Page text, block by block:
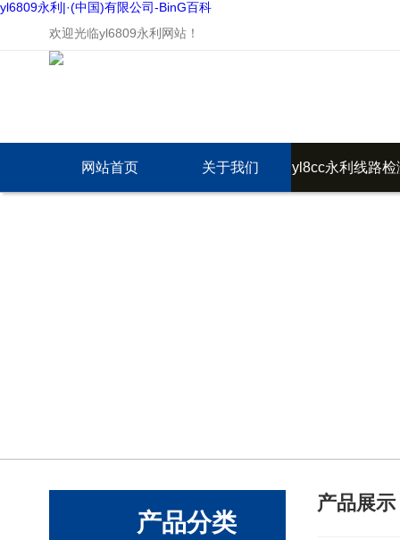
yl6809永利|·(中国)有限公司-BinG百科
欢迎光临yl6809永利网站！
网站首页 关于我们 yl8cc永利线路检
产品分类
产品展示